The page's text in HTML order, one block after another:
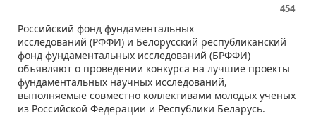
454
​Российский фонд фундаментальных
исследований (РФФИ) и Белорусский республиканский
фонд фундаментальных исследований (БРФФИ​)
объявляют о проведении конкурса на лучшие проекты
фундаментальных научных исследований,
выполняемые совместно коллективами молодых ученых
из Российской Федерации и Республики Беларусь.